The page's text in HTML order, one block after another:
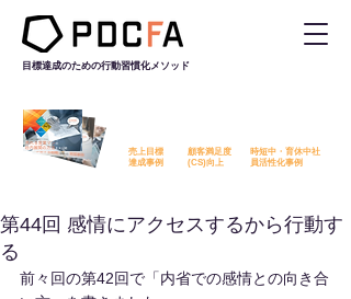
目標達成のための行動習慣化メソッド
売上目標
​達成事例
顧客満足度
​(CS)向上
時短中・育休中社
員活性化事例
第44回 感情にアクセスするから行動す
る
前々回の第42回で「内省での感情との向き合